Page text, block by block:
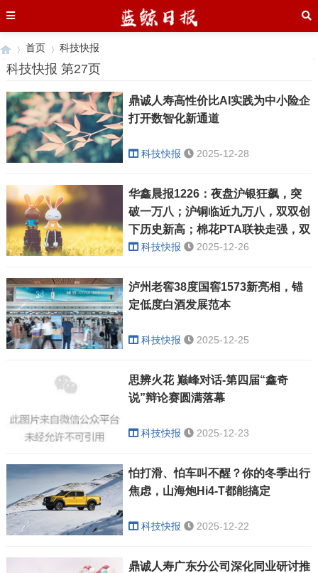
›
首页
›
科技快报
科技快报 第27页
鼎诚人寿高性价比AI实践为中小险企
打开数智化新通道
科技快报 2025-12-28
华鑫晨报1226：夜盘沪银狂飙，突
破一万八；沪铜临近九万八，双双创
下历史新高；棉花PTA联袂走强，双
焦尾盘跳水
科技快报 2025-12-26
泸州老窖38度国窖1573新亮相，锚
定低度白酒发展范本
科技快报 2025-12-25
思辨火花 巅峰对话-第四届“鑫奇
说”辩论赛圆满落幕
科技快报 2025-12-23
怕打滑、怕车叫不醒？你的冬季出行
焦虑，山海炮Hi4-T都能搞定
科技快报 2025-12-22
鼎诚人寿广东分公司深化同业研讨推